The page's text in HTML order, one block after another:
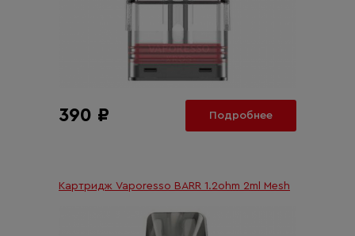
390 ₽ Подробнее
Картридж Vaporesso BARR 1.2ohm 2ml Mesh